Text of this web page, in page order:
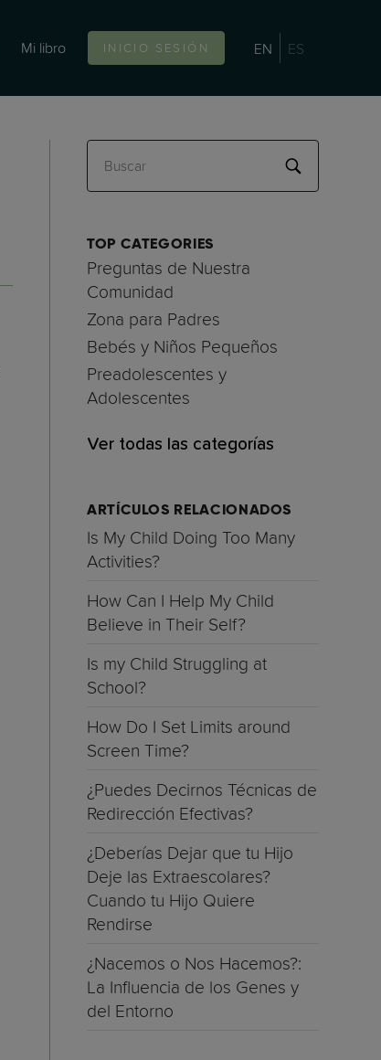
Mi libro INICIO SESIÓN EN ES
Buscar
TOP CATEGORIES
Preguntas de Nuestra
Comunidad
Zona para Padres
Bebés y Niños Pequeños
Preadolescentes y
Adolescentes
Ver todas las categorías
ARTÍCULOS RELACIONADOS
Is My Child Doing Too Many
Activities?
How Can I Help My Child
Believe in Their Self?
Is my Child Struggling at
School?
How Do I Set Limits around
Screen Time?
¿Puedes Decirnos Técnicas de
Redirección Efectivas?
¿Deberías Dejar que tu Hijo
Deje las Extraescolares?
Cuando tu Hijo Quiere
Rendirse
¿Nacemos o Nos Hacemos?:
La Influencia de los Genes y
del Entorno